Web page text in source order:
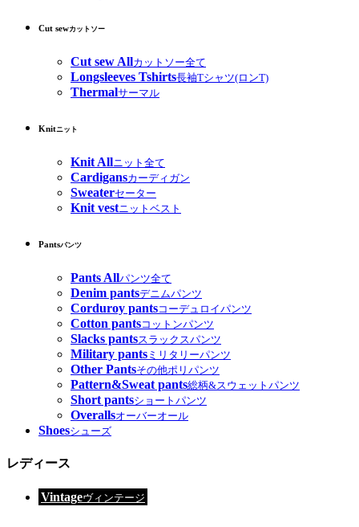
Cut sewカットソー
Cut sew Allカットソー全て
Longsleeves Tshirts長袖Tシャツ(ロンT)
Thermalサーマル
Knitニット
Knit Allニット全て
Cardigansカーディガン
Sweaterセーター
Knit vestニットベスト
Pantsパンツ
Pants Allパンツ全て
Denim pantsデニムパンツ
Corduroy pantsコーデュロイパンツ
Cotton pantsコットンパンツ
Slacks pantsスラックスパンツ
Military pants ミリタリーパンツ
Other Pantsその他ポリパンツ
Pattern&Sweat pants総柄&スウェットパンツ
Short pantsショートパンツ
Overallsオーバーオール
Shoesシューズ
レディース
Vintageヴィンテージ